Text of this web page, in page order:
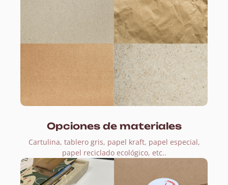
Opciones de materiales
Cartulina, tablero gris, papel kraft, papel especial,
papel reciclado ecológico, etc..